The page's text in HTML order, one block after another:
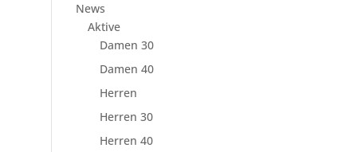
News
Aktive
Damen 30
Damen 40
Herren
Herren 30
Herren 40